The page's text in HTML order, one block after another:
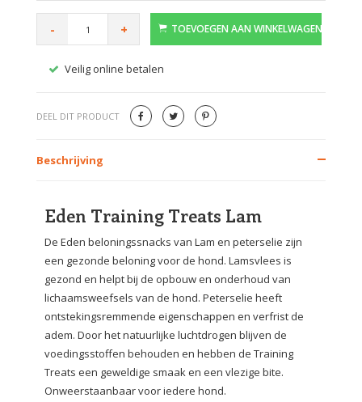
- + TOEVOEGEN AAN WINKELWAGEN
Gratis verzending vanaf €59,-
DEEL DIT PRODUCT
Beschrijving
Eden Training Treats Lam
De Eden beloningssnacks van Lam en peterselie zijn
een gezonde beloning voor de hond. Lamsvlees is
gezond en helpt bij de opbouw en onderhoud van
lichaamsweefsels van de hond. Peterselie heeft
ontstekingsremmende eigenschappen en verfrist de
adem. Door het natuurlijke luchtdrogen blijven de
voedingsstoffen behouden en hebben de Training
Treats een geweldige smaak en een vlezige bite.
Onweerstaanbaar voor iedere hond.